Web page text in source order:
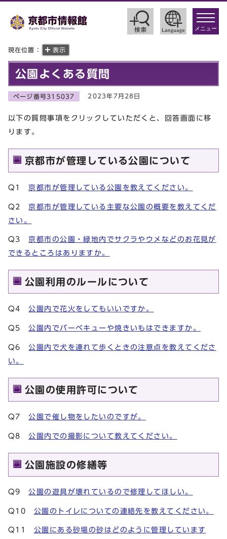
toggle
メニュー
現在位置： 表示
公園よくある質問
ページ番号315037 2023年7月28日
以下の質問事項をクリックしていただくと、回答画面に移
ります。
京都市が管理している公園について
Q1京都市が管理している公園を教えてください。
Q2京都市が管理している主要な公園の概要を教えてくだ
さい。
Q3京都市の公園・緑地内でサクラやウメなどのお花見が
できるところはありますか。
公園利用のルールについて
Q4公園内で花火をしてもいいですか。
Q5公園内でバーベキューや焼きいもはできますか。
Q6公園内で犬を連れて歩くときの注意点を教えてくださ
い。
公園の使用許可について
Q7公園で催し物をしたいのですが。
Q8公園内での撮影について教えてください。
公園施設の修繕等
Q9公園の遊具が壊れているので修理してほしい。
Q10 公園のトイレについての連絡先を教えてください。
Q11 公園にある砂場の砂はどのように管理しています